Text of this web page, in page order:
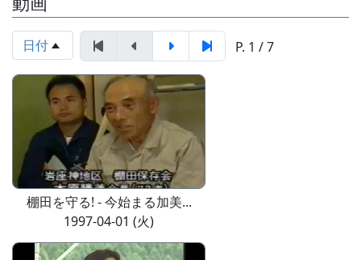
日付 P. 1 / 7
棚田を守る! - 今始まる加美...
1997-04-01 (火)